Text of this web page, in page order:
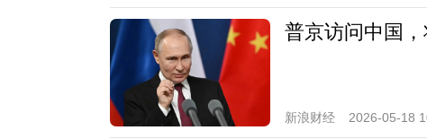
普京访问中国
新浪财经 2026-05-18